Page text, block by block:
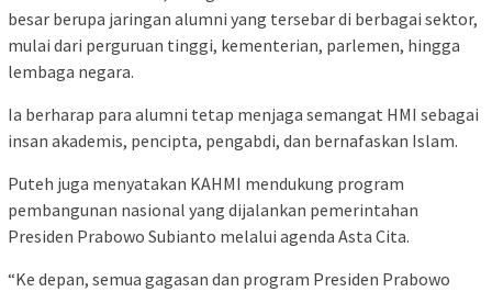
besar berupa jaringan alumni yang tersebar di berbagai sektor,
mulai dari perguruan tinggi, kementerian, parlemen, hingga
lembaga negara.
Ia berharap para alumni tetap menjaga semangat HMI sebagai
insan akademis, pencipta, pengabdi, dan bernafaskan Islam.
Puteh juga menyatakan KAHMI mendukung program
pembangunan nasional yang dijalankan pemerintahan
Presiden Prabowo Subianto melalui agenda Asta Cita.
“Ke depan, semua gagasan dan program Presiden Prabowo